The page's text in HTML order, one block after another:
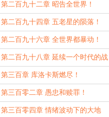
第二百九十二章 昭告全世界！
第二百九十四章 五老星的陨落！
第二百九十六章 全世界都暴动！
第二百九十八章 延续一个时代的战
斗！
第三百章 库洛卡斯燃尽！
第三百零二章 愚忠和赎罪！
第三百零四章 情绪波动下的大地